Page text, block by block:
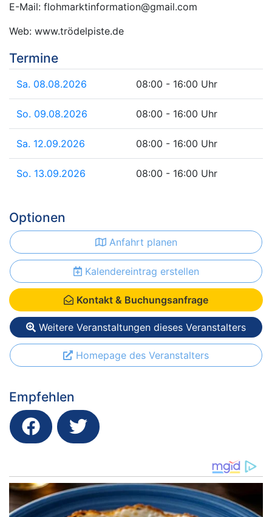
E-Mail: flohmarktinformation@gmail.com
Web: www.trödelpiste.de
Termine
Sa. 08.08.2026 08:00 - 16:00 Uhr
So. 09.08.2026 08:00 - 16:00 Uhr
Sa. 12.09.2026 08:00 - 16:00 Uhr
So. 13.09.2026 08:00 - 16:00 Uhr
Optionen
Anfahrt planen
Kalendereintrag erstellen
Kontakt & Buchungsanfrage
Weitere Veranstaltungen dieses Veranstalters
Homepage des Veranstalters
Empfehlen